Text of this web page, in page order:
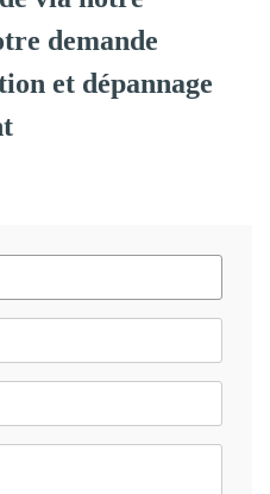
demande
et dépannage